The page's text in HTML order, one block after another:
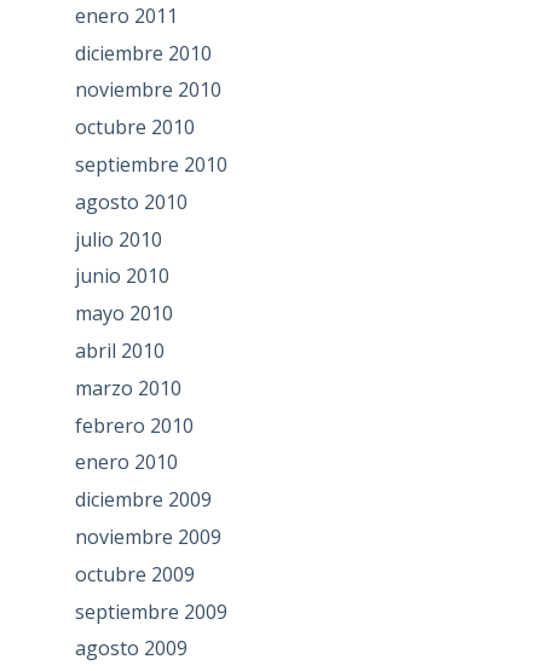
enero 2011
diciembre 2010
noviembre 2010
octubre 2010
septiembre 2010
agosto 2010
julio 2010
junio 2010
mayo 2010
abril 2010
marzo 2010
febrero 2010
enero 2010
diciembre 2009
noviembre 2009
octubre 2009
septiembre 2009
agosto 2009